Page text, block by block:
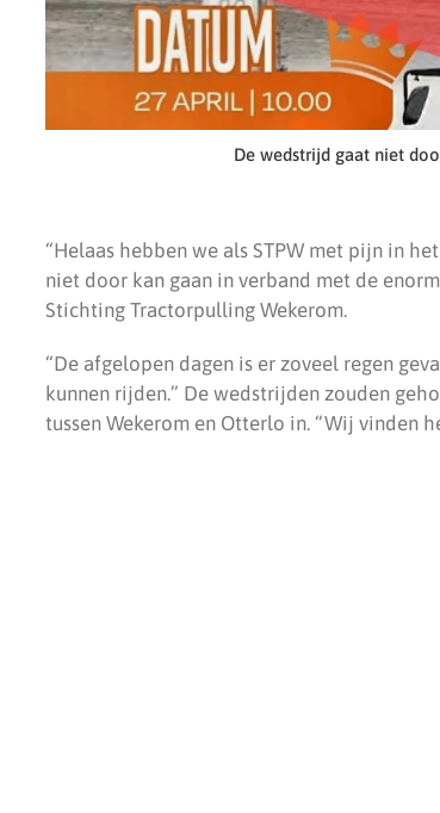
De wedstrijd gaat niet
“Helaas hebben we als STPW met pijn in
niet door kan gaan in verband met de
Stichting Tractorpulling Wekerom.
“De afgelopen dagen is er zoveel regen
kunnen rijden.” De wedstrijden zouden
tussen Wekerom en Otterlo in. “Wij vinden